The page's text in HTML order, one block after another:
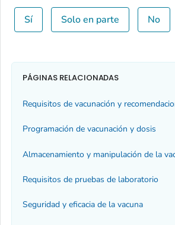
Sí Solo en parte No
PÁGINAS RELACIONADAS
Requisitos de vacunación y
Programación de vacunación y dosis
Almacenamiento y manipulación de la
Requisitos de pruebas de laboratorio
Seguridad y eficacia de la vacuna